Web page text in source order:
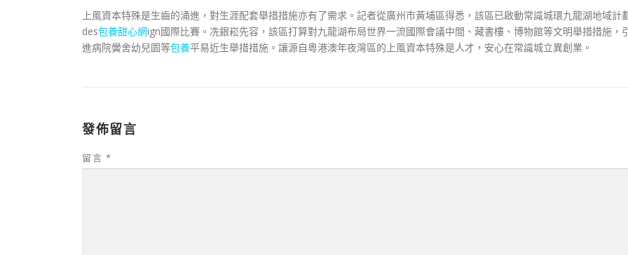
上風資本特殊是生齒的涌進，對生涯配套舉措措施亦有了需求。記者從廣州市黃埔區得悉，該區已啟動常識城環九龍湖地域計
des包養甜心網ign國際比賽。冼銀崧先容，該區打算對九龍湖布局世界一流國際會議中間、藏書樓、博物館等文明舉措措施，
進病院黌舍幼兒園等包養平易近生舉措措施。讓源自粵港澳年夜灣區的上風資本特殊是人才，安心在常識城立異創業。
發佈留言
留言 *